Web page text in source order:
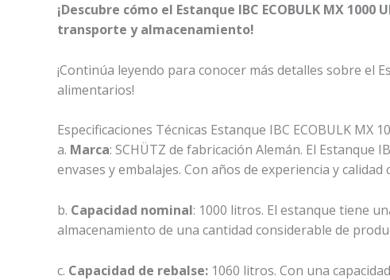
¡Descubre cómo el Estanque IBC ECOBULK MX
transporte y almacenamiento!
¡Continúa leyendo para conocer más detalles sobre el
alimentarios!
Especificaciones Técnicas Estanque IBC ECOBULK MX
a. Marca: SCHÜTZ de fabricación Alemán. El Estanque
envases y embalajes. Con años de experiencia y
b. Capacidad nominal: 1000 litros. El estanque tiene
almacenamiento de una cantidad considerable de
c. Capacidad de rebalse: 1060 litros. Con una